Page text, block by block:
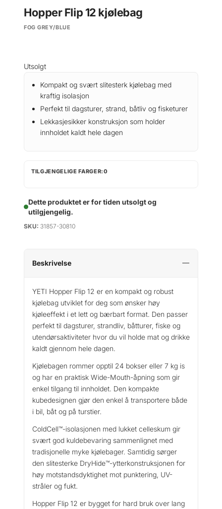
Hopper Flip 12 kjølebag
FOG GREY/BLUE
Utsolgt
Kompakt og svært slitesterk kjølebag med
kraftig isolasjon
Perfekt til dagsturer, strand, båtliv og fisketurer
Lekkasjesikker konstruksjon som holder
innholdet kaldt hele dagen
TILGJENGELIGE FARGER:0
Dette produktet er for tiden utsolgt og
utilgjengelig.
SKU: 31857-30810
Beskrivelse
YETI Hopper Flip 12 er en kompakt og robust
kjølebag utviklet for deg som ønsker høy
kjøleeffekt i et lett og bærbart format. Den passer
perfekt til dagsturer, strandliv, båtturer, fiske og
utendørsaktiviteter hvor du vil holde mat og drikke
kaldt gjennom hele dagen.
Kjølebagen rommer opptil 24 bokser eller 7 kg is
og har en praktisk Wide-Mouth-åpning som gir
enkel tilgang til innholdet. Den kompakte
kubedesignen gjør den enkel å transportere både
i bil, båt og på turstier.
ColdCell™-isolasjonen med lukket celleskum gir
svært god kuldebevaring sammenlignet med
tradisjonelle myke kjølebager. Samtidig sørger
den slitesterke DryHide™-ytterkonstruksjonen for
høy motstandsdyktighet mot punktering, UV-
stråler og fukt.
Hopper Flip 12 er bygget for hard bruk over lang